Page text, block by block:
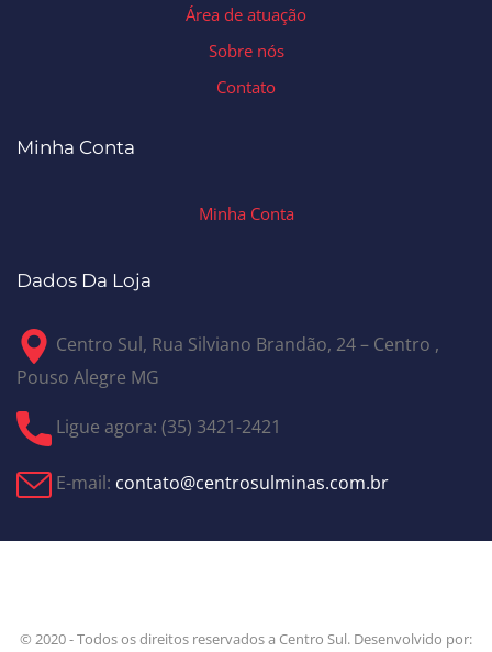
Área de atuação
Sobre nós
Contato
Minha Conta
Minha Conta
Dados Da Loja
Centro Sul, Rua Silviano Brandão, 24 – Centro ,
Pouso Alegre MG
Ligue agora: (35) 3421-2421
E-mail: contato@centrosulminas.com.br
© 2020 - Todos os direitos reservados a Centro Sul. Desenvolvido por: